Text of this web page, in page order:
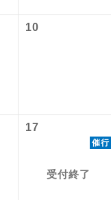
10
17
催行
受付終了
旅行代金に
2026/10/6〜
ア
バスガ